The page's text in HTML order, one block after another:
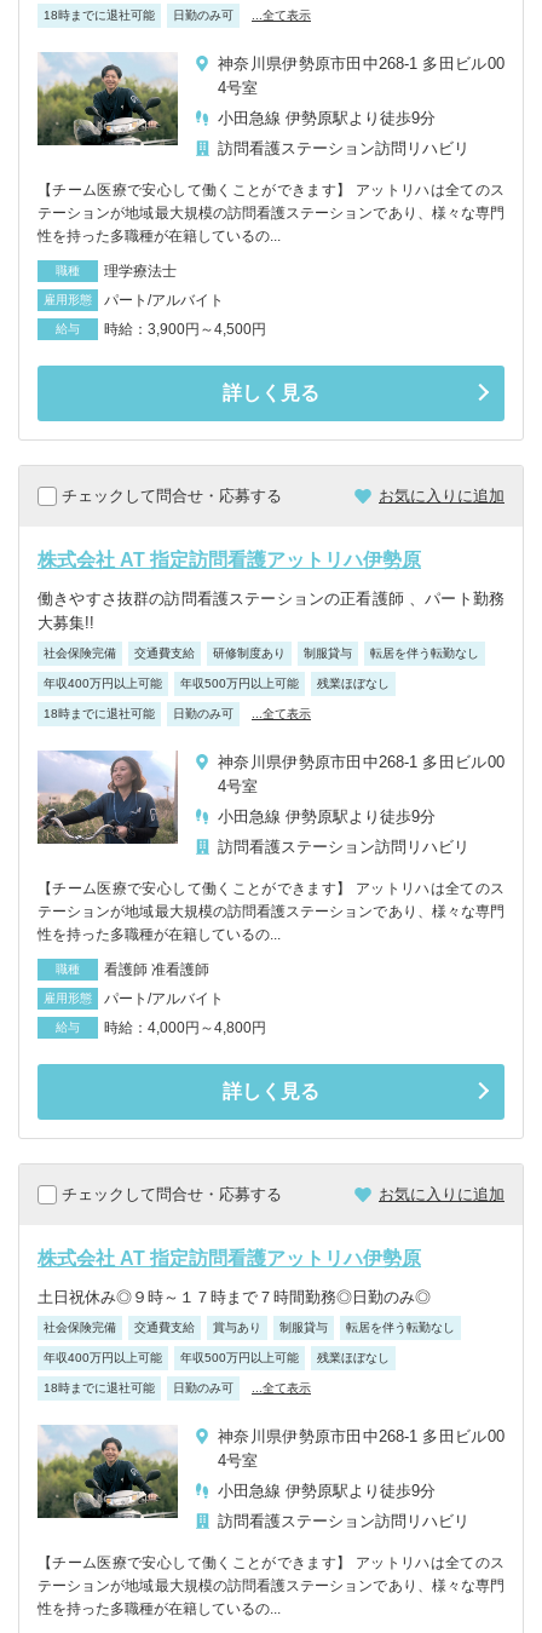
18時までに退社可能 日勤のみ可 ...全て表示
神奈川県伊勢原市田中268-1 多田ビル00
4号室
小田急線 伊勢原駅より徒歩9分
訪問看護ステーション訪問リハビリ
【チーム医療で安心して働くことができます】 アットリハは全てのス
テーションが地域最大規模の訪問看護ステーションであり、様々な専門
性を持った多職種が在籍しているの...
職種 理学療法士
雇用形態 パート/アルバイト
給与 時給：3,900円～4,500円
詳しく見る
チェックして問合せ・応募する お気に入りに追加
株式会社 AT 指定訪問看護アットリハ伊勢原
働きやすさ抜群の訪問看護ステーションの正看護師 、パート勤務
大募集!!
社会保険完備 交通費支給 研修制度あり 制服貸与 転居を伴う転勤なし
年収400万円以上可能 年収500万円以上可能 残業ほぼなし
18時までに退社可能 日勤のみ可 ...全て表示
神奈川県伊勢原市田中268-1 多田ビル00
4号室
小田急線 伊勢原駅より徒歩9分
訪問看護ステーション訪問リハビリ
【チーム医療で安心して働くことができます】 アットリハは全てのス
テーションが地域最大規模の訪問看護ステーションであり、様々な専門
性を持った多職種が在籍しているの...
職種 看護師 准看護師
雇用形態 パート/アルバイト
給与 時給：4,000円～4,800円
詳しく見る
チェックして問合せ・応募する お気に入りに追加
株式会社 AT 指定訪問看護アットリハ伊勢原
土日祝休み◎９時～１７時まで７時間勤務◎日勤のみ◎
社会保険完備 交通費支給 賞与あり 制服貸与 転居を伴う転勤なし
年収400万円以上可能 年収500万円以上可能 残業ほぼなし
18時までに退社可能 日勤のみ可 ...全て表示
神奈川県伊勢原市田中268-1 多田ビル00
4号室
小田急線 伊勢原駅より徒歩9分
訪問看護ステーション訪問リハビリ
【チーム医療で安心して働くことができます】 アットリハは全てのス
テーションが地域最大規模の訪問看護ステーションであり、様々な専門
性を持った多職種が在籍しているの...